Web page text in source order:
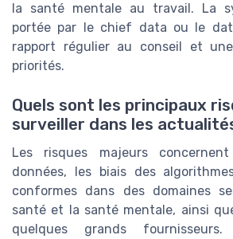
la santé mentale au travail. La
portée par le chief data ou le
rapport régulier au conseil et
priorités.
Quels sont les principaux
surveiller dans les
Les risques majeurs
données, les biais des
conformes dans des domaines
santé et la santé mentale, ainsi
quelques grands